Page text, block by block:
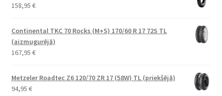
158,95 €
Continental TKC 70 Rocks (M+S) 170/60 R 17 72S TL
(aizmugurējā)
167,95 €
Metzeler Roadtec Z6 120/70 ZR 17 (58W) TL (priekšējā)
94,95 €